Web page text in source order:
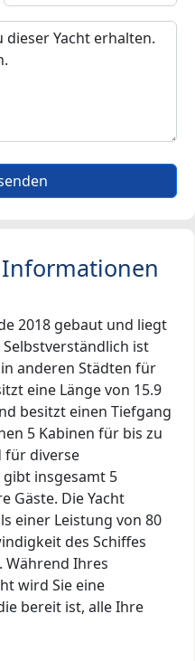
2018 gebaut und liegt
ist
anderen Städten für
eine Länge von 15.9
besitzt einen Tiefgang
5 Kabinen für bis zu
für diverse
gibt insgesamt 5
Gäste. Die Yacht
einer Leistung von 80
des Schiffes
Während Ihres
wird Sie eine
bereit ist, alle Ihre